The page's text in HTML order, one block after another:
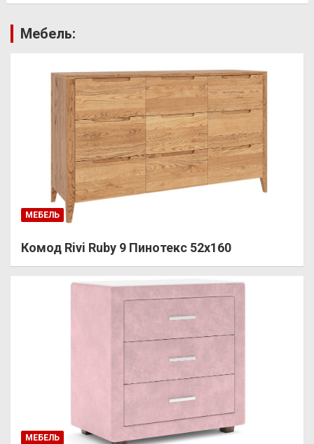
Мебель:
МЕБЕЛЬ
Комод Rivi Ruby 9 Пинотекс 52х160
МЕБЕЛЬ